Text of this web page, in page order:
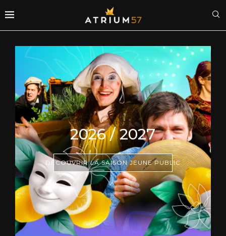
2026 / 2027
DÉCOUVRIR LA SAISON JEUNE PUBLIC